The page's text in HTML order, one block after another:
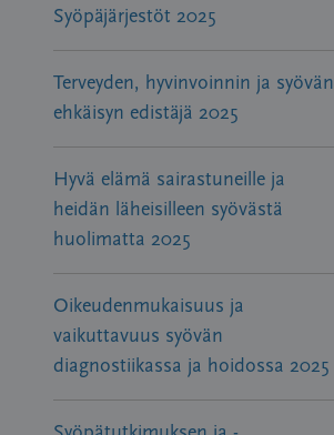
Syöpäjärjestöt 2025
Terveyden, hyvinvoinnin ja syövän
ehkäisyn edistäjä 2025
Hyvä elämä sairastuneille ja
heidän läheisilleen syövästä
huolimatta 2025
Oikeudenmukaisuus ja
vaikuttavuus syövän
diagnostiikassa ja hoidossa 2025